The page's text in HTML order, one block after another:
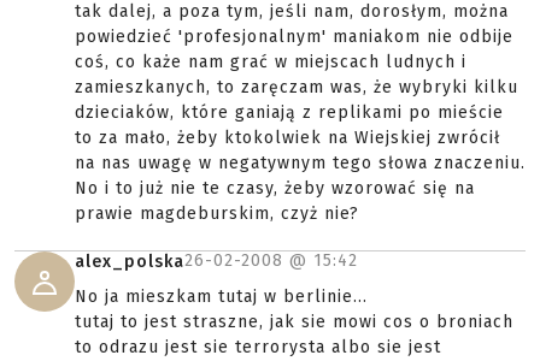
tak dalej, a poza tym, jeśli nam, dorosłym, można
powiedzieć 'profesjonalnym' maniakom nie odbije
coś, co każe nam grać w miejscach ludnych i
zamieszkanych, to zaręczam was, że wybryki kilku
dzieciaków, które ganiają z replikami po mieście
to za mało, żeby ktokolwiek na Wiejskiej zwrócił
na nas uwagę w negatywnym tego słowa znaczeniu.
No i to już nie te czasy, żeby wzorować się na
prawie magdeburskim, czyż nie?
alex_polska26-02-2008 @ 15:42
No ja mieszkam tutaj w berlinie...
tutaj to jest straszne, jak sie mowi cos o broniach
to odrazu jest sie terrorysta albo sie jest